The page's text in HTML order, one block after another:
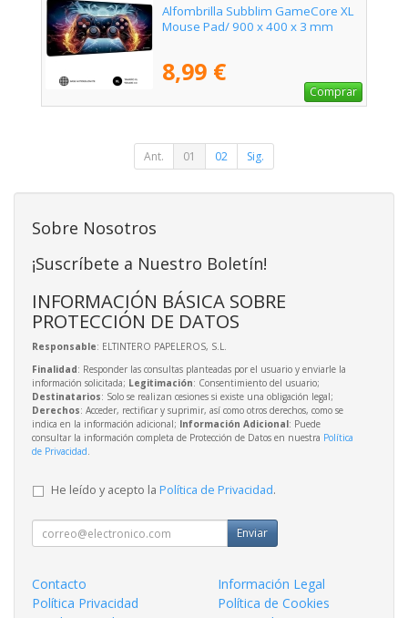
Alfombrilla Subblim GameCore XL
Mouse Pad/ 900 x 400 x 3 mm
8,99 €
Comprar
Ant. 01 02 Sig.
Sobre Nosotros
¡Suscríbete a Nuestro Boletín!
INFORMACIÓN BÁSICA SOBRE
PROTECCIÓN DE DATOS
Responsable: ELTINTERO PAPELEROS, S.L.
Finalidad: Responder las consultas planteadas por el usuario y enviarle la
información solicitada; Legitimación: Consentimiento del usuario;
Destinatarios: Solo se realizan cesiones si existe una obligación legal;
Derechos: Acceder, rectificar y suprimir, así como otros derechos, como se
indica en la información adicional; Información Adicional: Puede
consultar la información completa de Protección de Datos en nuestra Política
de Privacidad.
He leído y acepto la Política de Privacidad.
Enviar
Contacto
Información Legal
Política Privacidad
Política de Cookies